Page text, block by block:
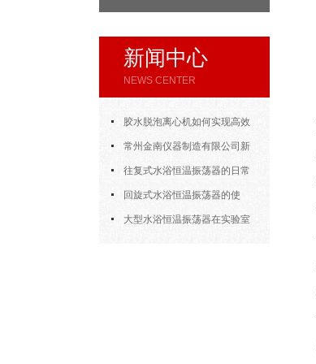
新闻中心
NEWS CENTER
胶水脱泡离心机如何实现高效
脱泡常州金南仪器制造有限公司新
年开门大吉
往复式水浴恒温振荡器的日常
使用回旋式水浴恒温振荡器的使
用，方法其实很简单
大型水浴恒温振荡器在实验室